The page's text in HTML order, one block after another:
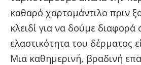
καθαρό χαρτομάντιλο πριν
κλειδί για να δούμε διαφορά
ελαστικότητα του δέρματος
Μια καθημερινή, βραδινή